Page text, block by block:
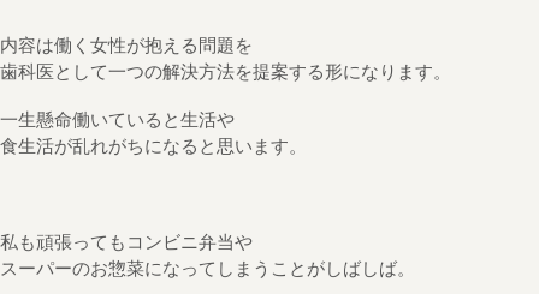
内容は働く女性が抱える問題を
歯科医として一つの解決方法を提案する形になります。
一生懸命働いていると生活や
食生活が乱れがちになると思います。
私も頑張ってもコンビニ弁当や
スーパーのお惣菜になってしまうことがしばしば。